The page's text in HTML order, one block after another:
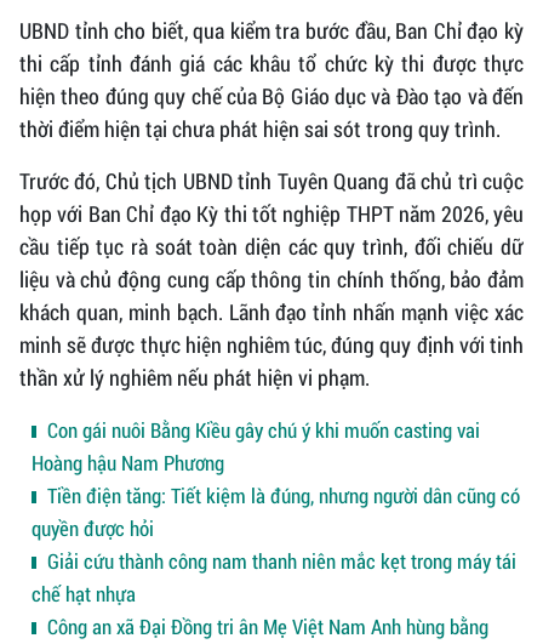
UBND tỉnh cho biết, qua kiểm tra bước đầu, Ban Chỉ đạo kỳ
thi cấp tỉnh đánh giá các khâu tổ chức kỳ thi được thực
hiện theo đúng quy chế của Bộ Giáo dục và Đào tạo và đến
thời điểm hiện tại chưa phát hiện sai sót trong quy trình.
Trước đó, Chủ tịch UBND tỉnh Tuyên Quang đã chủ trì cuộc
họp với Ban Chỉ đạo Kỳ thi tốt nghiệp THPT năm 2026, yêu
cầu tiếp tục rà soát toàn diện các quy trình, đối chiếu dữ
liệu và chủ động cung cấp thông tin chính thống, bảo đảm
khách quan, minh bạch. Lãnh đạo tỉnh nhấn mạnh việc xác
minh sẽ được thực hiện nghiêm túc, đúng quy định với tinh
thần xử lý nghiêm nếu phát hiện vi phạm.
Con gái nuôi Bằng Kiều gây chú ý khi muốn casting vai
Hoàng hậu Nam Phương
Tiền điện tăng: Tiết kiệm là đúng, nhưng người dân cũng có
quyền được hỏi
Giải cứu thành công nam thanh niên mắc kẹt trong máy tái
chế hạt nhựa
Công an xã Đại Đồng tri ân Mẹ Việt Nam Anh hùng bằng